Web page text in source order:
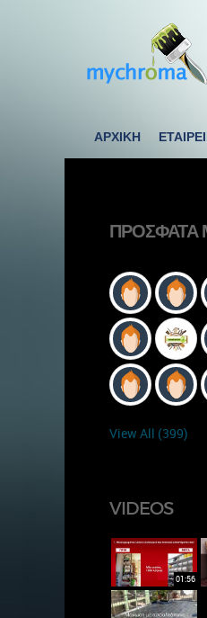
ΑΡΧΙΚΗ
ΠΡΌΣΦΑΤΑ
View All (399)
VIDEOS
01:56